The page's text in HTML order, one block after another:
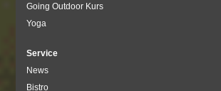
Going Outdoor Kurs
Yoga
Service
News
Bistro